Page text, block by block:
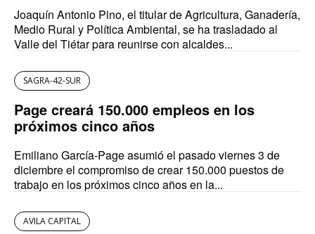
Joaquín Antonio Pino, el titular de Agricultura, Ganadería,
Medio Rural y Política Ambiental, se ha trasladado al
Valle del Tiétar para reunirse con alcaldes...
SAGRA-42-SUR
Page creará 150.000 empleos en los
próximos cinco años
Emiliano García-Page asumió el pasado viernes 3 de
diciembre el compromiso de crear 150.000 puestos de
trabajo en los próximos cinco años en la...
AVILA CAPITAL